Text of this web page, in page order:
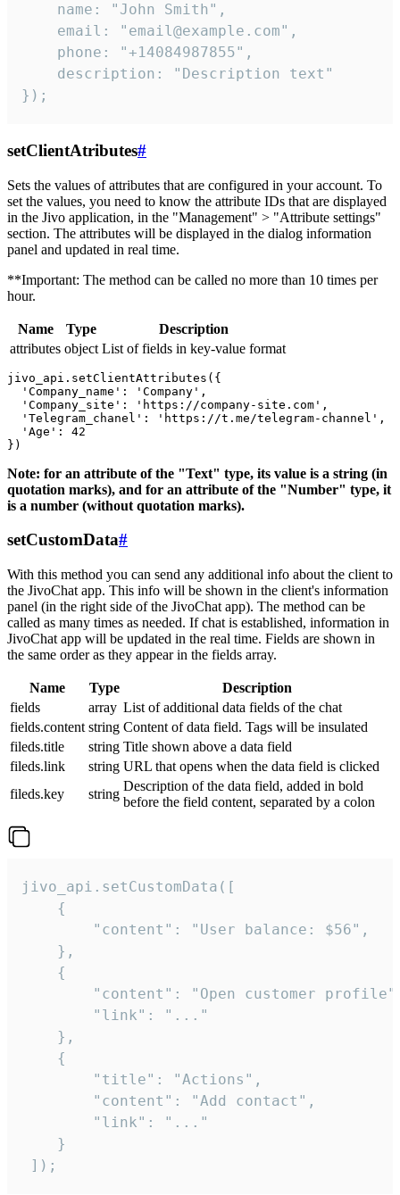
    name: "John Smith",
    email: "email@example.com",
    phone: "+14084987855",
    description: "Description text"
});
setClientAtributes#
Sets the values ​​of attributes that are configured in your account. To
set the values, you need to know the attribute IDs that are displayed
in the Jivo application, in the "Management" > "Attribute settings"
section. The attributes will be displayed in the dialog information
panel and updated in real time.
**Important: The method can be called no more than 10 times per
hour.
Name Type
Description
attributes object List of fields in key-value format
jivo_api.setClientAttributes({
  'Company_name': 'Company',
  'Company_site': 'https://company-site.com',
  'Telegram_chanel': 'https://t.me/telegram-channel',
  'Age': 42
Note: for an attribute of the "Text" type, its value is a string (in
quotation marks), and for an attribute of the "Number" type, it
is a number (without quotation marks).
setCustomData#
With this method you can send any additional info about the client to
the JivoChat app. This info will be shown in the client's information
panel (in the right side of the JivoChat app). The method can be
called as many times as needed. If chat is established, information in
JivoChat app will be updated in the real time. Fields are shown in
the same order as they appear in the fields array.
Name Type
Description
fields
array List of additional data fields of the chat
fields.content string Content of data field. Tags will be insulated
fileds.title
string Title shown above a data field
fileds.link
string URL that opens when the data field is clicked
fileds.key
string
Description of the data field, added in bold
before the field content, separated by a colon
jivo_api.setCustomData([
    {
        "content": "User balance: $56",
    },
    {
"content": "Open customer
        "link": "..."
    },
    {
        "title": "Actions",
        "content": "Add contact",
        "link": "..."
    }
]);